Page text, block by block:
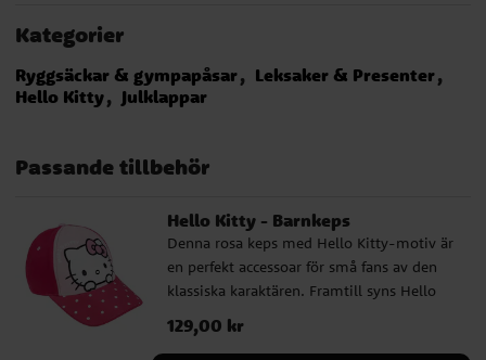
Kategorier
Ryggsäckar & gympapåsar
Leksaker & Presenter
Hello Kitty
Julklappar
Passande tillbehör
Hello Kitty - Barnkeps
Denna rosa keps med Hello Kitty-motiv är
en perfekt accessoar för små fans av den
klassiska karaktären. Framtill syns Hello
Kitty i sin ikoniska stil, och den prickiga
skärmen ger ett charmigt och lekfullt
Pris :129,00 kr
129,00 kr